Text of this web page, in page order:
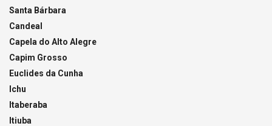
Santa Bárbara
Candeal
Capela do Alto Alegre
Capim Grosso
Euclides da Cunha
Ichu
Itaberaba
Itiuba